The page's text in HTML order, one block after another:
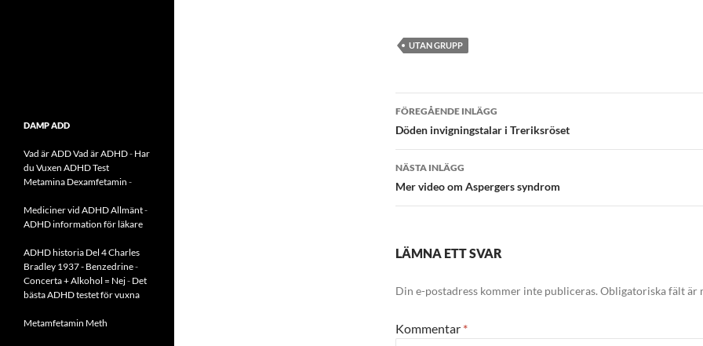
UTAN GRUPP
Inläggsnavigering
FÖREGÅENDE INLÄGG
Döden invigningstalar i Treriksröset
NÄSTA INLÄGG
Mer video om Aspergers syndrom
LÄMNA ETT SVAR
Din e-postadress kommer inte publiceras. Obligatoriska fält är
Kommentar *
DAMP ADD
Vad är ADDVad är ADHD- Har
du Vuxen ADHD Test
Metamina Dexamfetamin -
Mediciner vid ADHD Allmänt-
ADHD information för läkare
ADHD historia Del 4 Charles
Bradley 1937 - Benzedrine-
Concerta + Alkohol = Nej- Det
bästa ADHD testet för vuxna
Metamfetamin Meth